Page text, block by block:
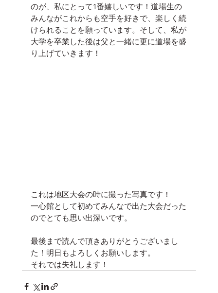
のが、私にとって1番嬉しいです！道場生の
みんながこれからも空手を好きで、楽しく続
けられることを願っています。そして、私が
大学を卒業した後は父と一緒に更に道場を盛
り上げていきます！
これは地区大会の時に撮った写真です！
一心館として初めてみんなで出た大会だった
のでとても思い出深いです。
最後まで読んで頂きありがとうございまし
た！明日もよろしくお願いします。
それでは失礼します！